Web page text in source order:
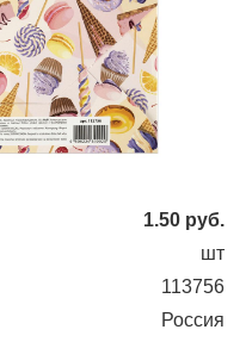
1.50 руб.
шт
113756
Россия